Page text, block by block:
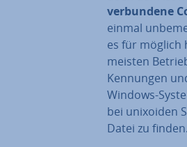
ver­bun­de­ne
einmal
es für möglich
meisten
Kennungen
Windows-
bei unixoiden
Datei zu finden.